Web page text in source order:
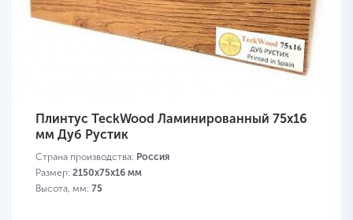
Плинтус TeckWood Ламинированный 75х16
мм Дуб Рустик
Страна производства: Россия
Размер: 2150х75х16 мм
Высота, мм: 75